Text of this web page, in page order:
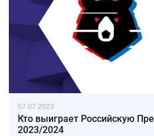
07.07.2023
Кто выиграет Российскую
2023/2024